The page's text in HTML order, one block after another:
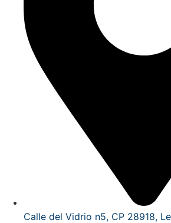
Calle del Vidrio n5, CP 28918,